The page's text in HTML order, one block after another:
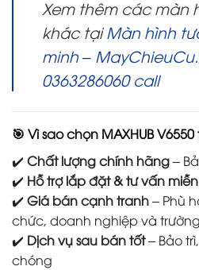
Xem thêm các màn
khác tạiMàn hình
minh –
0363286060 call
🎯 Vì sao chọn MAXHUB
✔️ Chất lượng chính hãng–
✔️ Hỗ trợ lắp đặt & tư vấn
✔️ Giá bán cạnh tranh– Phù
chức, doanh nghiệp và
✔️ Dịch vụ sau bán tốt– Bảo
chóng